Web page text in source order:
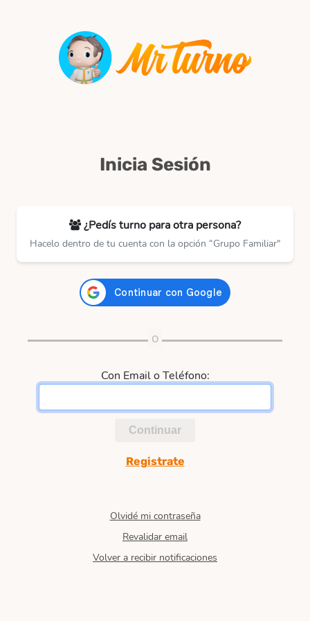
Inicia Sesión
¿Pedís turno para otra persona?
Hacelo dentro de tu cuenta con la opción “Grupo Familiar"
Con Email o Teléfono:
Continuar
Registrate
Olvidé mi contraseña
Revalidar email
Volver a recibir notificaciones